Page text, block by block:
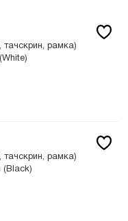
тачскрин, рамка)
тачскрин, рамка)
(Black)